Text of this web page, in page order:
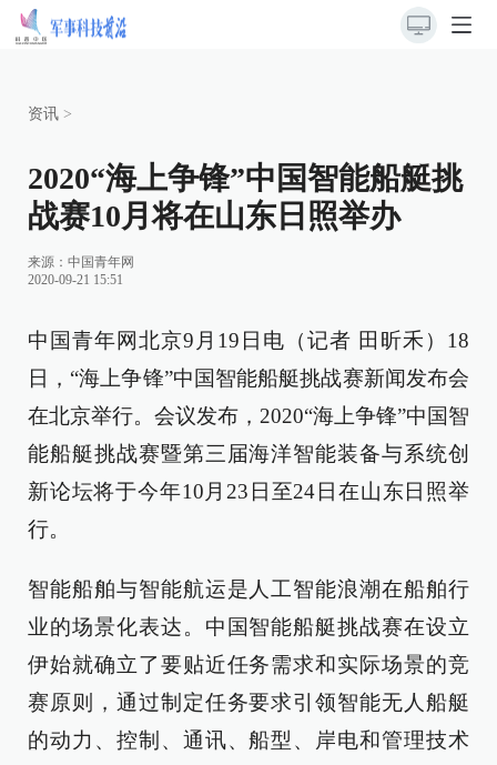
资讯 >
2020“海上争锋”中国智能船艇挑
战赛10月将在山东日照举办
来源：中国青年网
2020-09-21 15:51
中国青年网北京9月19日电（记者 田昕禾）18
日，“海上争锋”中国智能船艇挑战赛新闻发布会
在北京举行。会议发布，2020“海上争锋”中国智
能船艇挑战赛暨第三届海洋智能装备与系统创
新论坛将于今年10月23日至24日在山东日照举
行。
智能船舶与智能航运是人工智能浪潮在船舶行
业的场景化表达。中国智能船艇挑战赛在设立
伊始就确立了要贴近任务需求和实际场景的竞
赛原则，通过制定任务要求引领智能无人船艇
的动力、控制、通讯、船型、岸电和管理技术